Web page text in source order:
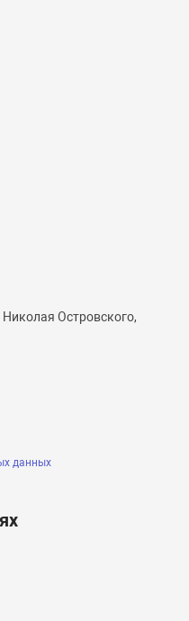
Островского,
данных